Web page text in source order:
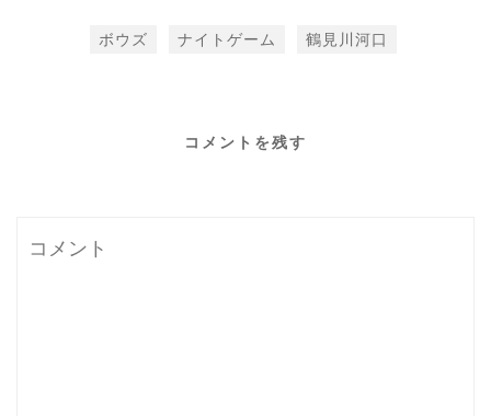
ボウズ ナイトゲーム 鶴見川河口
コメントを残す